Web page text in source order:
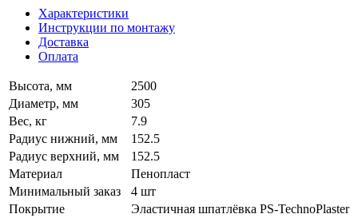
Характеристики
Инструкции по монтажу
Доставка
Оплата
Высота, мм
2500
Диаметр, мм
305
Вес, кг
7.9
Радиус нижний, мм
152.5
Радиус верхний, мм
152.5
Материал
Пенопласт
Минимальный заказ
4 шт
Покрытие
Эластичная шпатлёвка PS-TechnoPlaster